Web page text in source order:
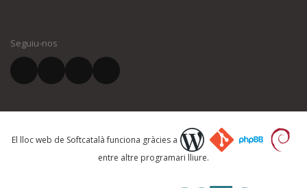
El vostre correu electrònic *
Què proposeu?
Seguiu-nos
El lloc web de Softcatalà funciona gràcies a
entre altre programari lliure.